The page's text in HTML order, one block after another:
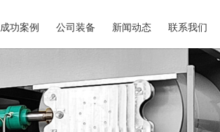
成功案例 公司装备 新闻动态 联系我们